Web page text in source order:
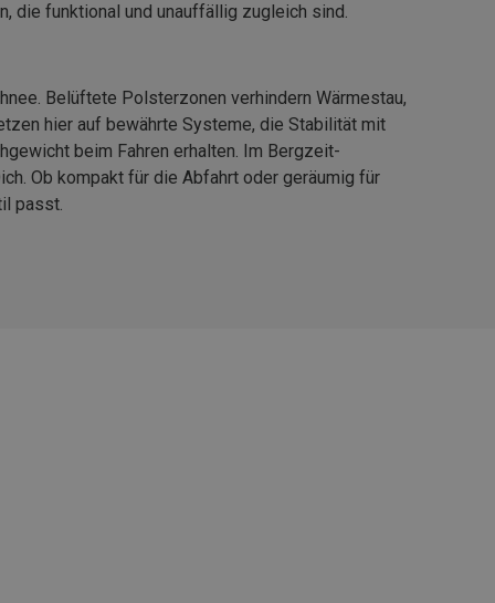
die funktional und unauffällig zugleich sind.
Belüftete Polsterzonen verhindern Wärmestau,
hier auf bewährte Systeme, die Stabilität mit
beim Fahren erhalten. Im Bergzeit-
Ob kompakt für die Abfahrt oder geräumig für
passt.